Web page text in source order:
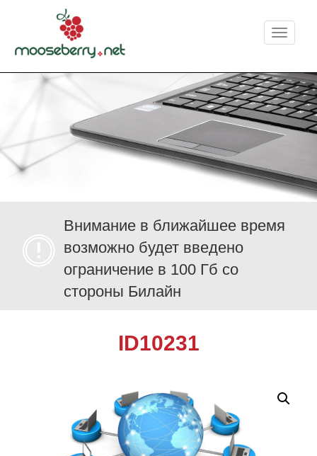
Меню
Внимание в ближайшее время
возможно будет введено
ограничение в 100 Гб со
стороны Билайн
ID10231